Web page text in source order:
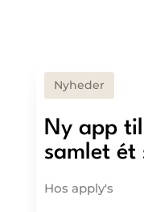
Nyheder
Ny app
samlet ét
Hos apply's